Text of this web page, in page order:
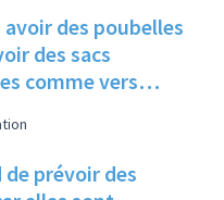
des poubelles
des sacs
comme vers
de prévoir des